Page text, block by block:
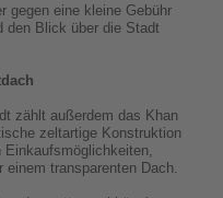
gegen eine kleine Gebühr
den Blick über die Stadt
zählt außerdem das Khan
zeltartige Konstruktion
Einkaufsmöglichkeiten,
einem transparenten Dach.